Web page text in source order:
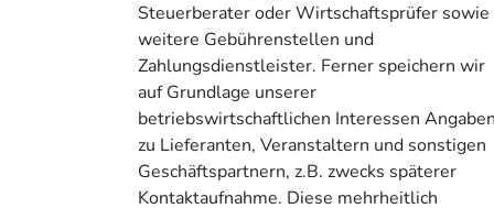
Steuerberater oder Wirtschaftsprüfer sowie
weitere Gebührenstellen und
Zahlungsdienstleister. Ferner speichern wir
auf Grundlage unserer
betriebswirtschaftlichen Interessen
zu Lieferanten, Veranstaltern und sonstigen
Geschäftspartnern, z.B. zwecks späterer
Kontaktaufnahme. Diese mehrheitlich